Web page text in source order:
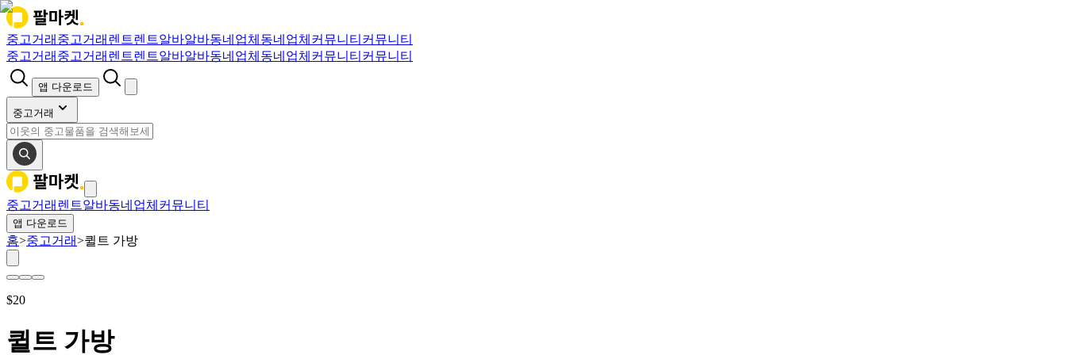
중고거래 중고거래 렌트렌트알바알바동네업체 동네업체 커뮤니티 커뮤니티
중고거래 중고거래 렌트렌트알바알바동네업체 동네업체 커뮤니티 커뮤니티
앱 다운로드
중고거래
중고거래 렌트알바동네업체 커뮤니티
앱 다운로드
홈>중고거래>퀼트 가방
$20
퀼트 가방